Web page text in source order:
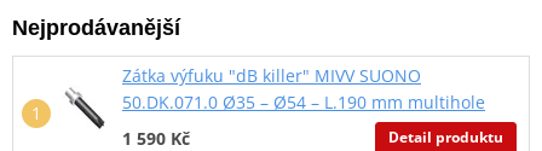
Nejprodávanější
Zátka výfuku "dB killer" MIVV SUONO
50.DK.071.0 Ø35 – Ø54 – L.190 mm multihole
1 590 Kč
Detail produktu